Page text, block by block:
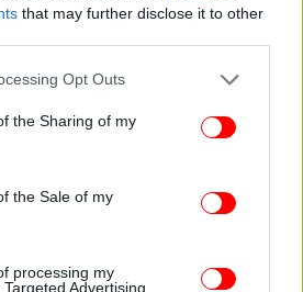
that may further disclose it to other
app uses one or more Google
usage behaviour. You may click to
Google and its third-party tags to
specified purposes in below Google
Opt Outs
the Sharing of my
the Sale of my
processing my
Advertising.